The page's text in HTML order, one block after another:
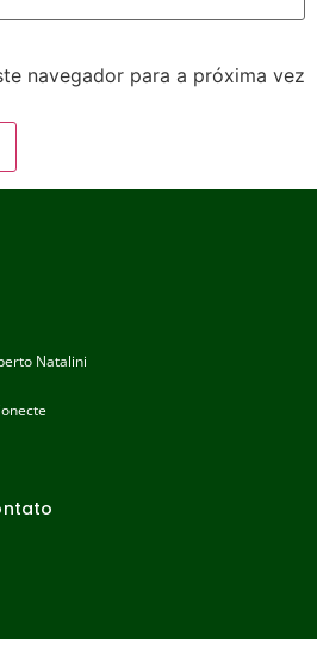
navegador para a próxima vez
Natalini